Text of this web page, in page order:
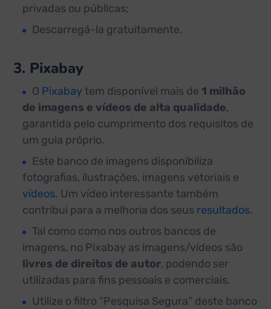
privadas ou públicas;
Descarregá-la gratuitamente.
3. Pixabay
O Pixabay tem disponível mais de 1 milhão
de imagens e vídeos de alta qualidade,
garantida pelo cumprimento dos requisitos de
um guia próprio.
Este banco de imagens disponibiliza
fotografias, ilustrações, imagens vetoriais e
vídeos. Um vídeo interessante também
contribui para a melhoria dos seus resultados.
Tal como como nos outros bancos de
imagens, no Pixabay as imagens/vídeos são
livres de direitos de autor, podendo ser
utilizadas para fins pessoais e comerciais.
Utilize o filtro “Pesquisa Segura” deste banco